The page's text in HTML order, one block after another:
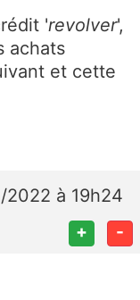
'revolver',
achats
et cette
2022 à 19h24
+ -